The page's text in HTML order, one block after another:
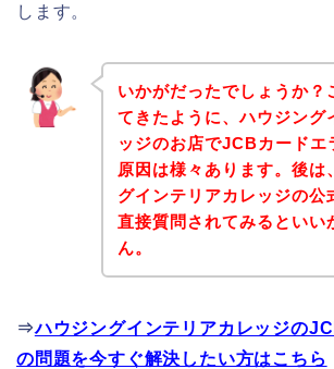
します。
いかがだったでしょうか？
てきたように、ハウジング
ッジのお店でJCBカードエ
原因は様々あります。後は
グインテリアカレッジの公
直接質問されてみるといい
ん。
⇒ハウジングインテリアカレッジの
の問題を今すぐ解決したい方はこちら